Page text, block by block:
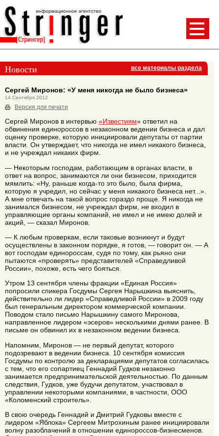
Новости все материалы раздела
Сергей Миронов: «У меня никогда не было бизнеса»
14 Сентября 2012
Версия для печати
Сергей Миронов в интервью «Известиям» ответил на
обвинения единороссов в незаконном ведении бизнеса и дал
оценку проверке, которую инициировали депутаты от партии
власти. Он утверждает, что никогда не имел никакого бизнеса,
и не учреждал никаких фирм.
— Некоторым господам, работающим в органах власти, в
ответ на вопрос, занимаются ли они бизнесом, приходится
мямлить: «Ну, раньше когда-то это было, была фирма,
которую я учредил, но сейчас у меня никакого бизнеса нет...».
А мне отвечать на такой вопрос гораздо проще. Я никогда не
занимался бизнесом, не учреждал фирм, не входил в
управляющие органы компаний, не имел и не имею долей и
акций, — сказал Миронов.
— К любым проверкам, если таковые возникнут и будут
осуществлены в законном порядке, я готов, — говорит он. — А
вот господам единороссам, судя по тому, как рьяно они
пытаются «проверять» представителей «Справедливой
России», похоже, есть чего бояться.
Утром 13 сентября члены фракции «Единая Россия»
попросили спикера Госдумы Сергея Нарышкина выяснить,
действительно ли лидер «Справедливой России» в 2009 году
был генеральным директором коммерческой компании.
Поводом стало письмо Нарышкину самого Миронова,
направленное лидером «эсеров» несколькими днями ранее. В
письме он обвинил их в незаконном ведении бизнеса.
Напомним, Миронов — не первый депутат, которого
подозревают в ведении бизнеса. 10 сентября комиссия
Госдумы по контролю за декларациями депутатов согласилась
с тем, что его сопартиец Геннадий Гудков незаконно
занимается предпринимательской деятельностью. По данным
следствия, Гудков, уже будучи депутатом, участвовал в
управлении некоторыми компаниями, в частности, ООО
«Коломенский строитель».
В свою очередь Геннадий и Дмитрий Гудковы вместе с
лидером «Яблока» Сергеем Митрохиным ранее инициировали
волну разоблачений в отношении единороссов-бизнесменов.